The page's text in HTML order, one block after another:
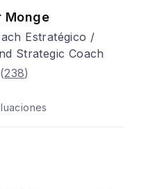
Monge
Estratégico /
Strategic Coach
(238)